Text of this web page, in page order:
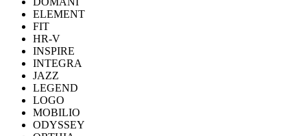
ELEMENT
FIT
HR-V
INSPIRE
INTEGRA
JAZZ
LEGEND
LOGO
MOBILIO
ODYSSEY